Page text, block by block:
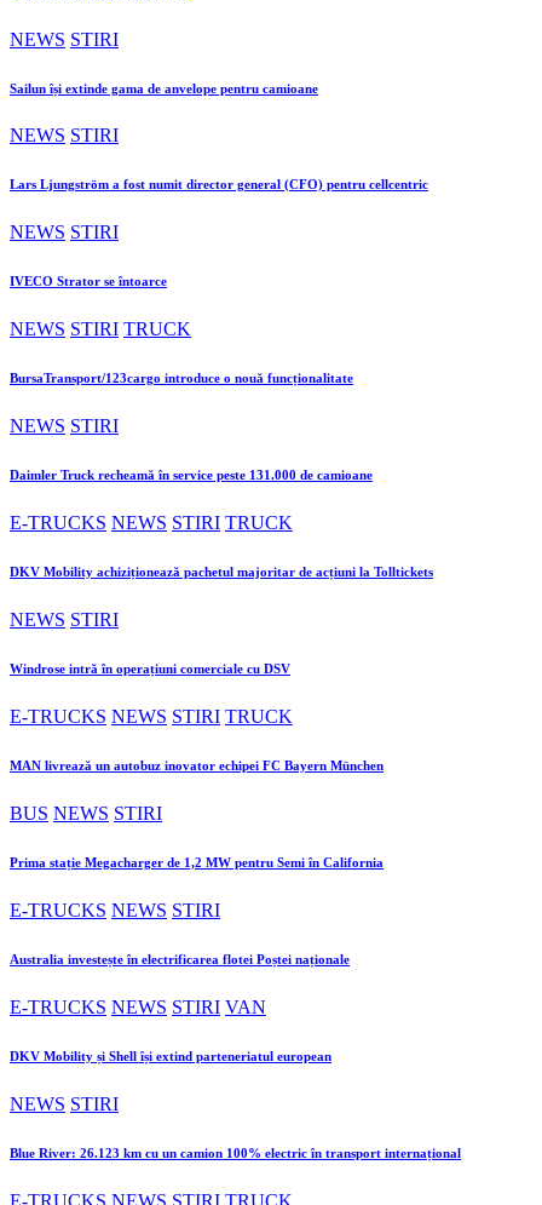
NEWS STIRI
Sailun își extinde gama de anvelope pentru camioane
NEWS STIRI
Lars Ljungström a fost numit director general (CFO) pentru cellcentric
NEWS STIRI
IVECO Strator se întoarce
NEWS STIRI TRUCK
BursaTransport/123cargo introduce o nouă funcționalitate
NEWS STIRI
Daimler Truck recheamă în service peste 131.000 de camioane
E-TRUCKS NEWS STIRI TRUCK
DKV Mobility achiziționează pachetul majoritar de acțiuni la Tolltickets
NEWS STIRI
Windrose intră în operațiuni comerciale cu DSV
E-TRUCKS NEWS STIRI TRUCK
MAN livrează un autobuz inovator echipei FC Bayern München
BUS NEWS STIRI
Prima stație Megacharger de 1,2 MW pentru Semi în California
E-TRUCKS NEWS STIRI
Australia investește în electrificarea flotei Poștei naționale
E-TRUCKS NEWS STIRI VAN
DKV Mobility și Shell își extind parteneriatul european
NEWS STIRI
Blue River: 26.123 km cu un camion 100% electric în transport internațional
E-TRUCKS NEWS STIRI TRUCK